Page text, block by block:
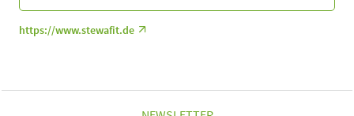
https://www.stewafit.de